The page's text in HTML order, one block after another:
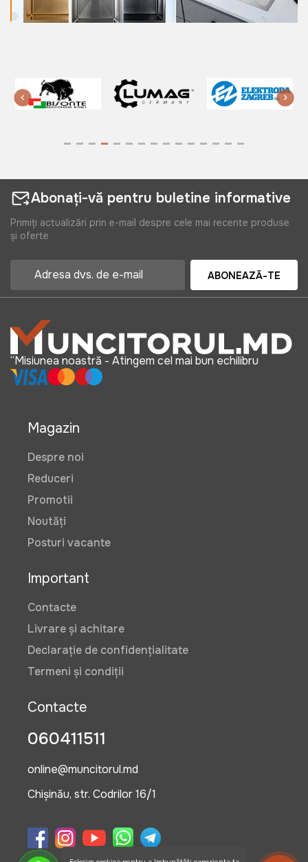
Abonați-vă pentru buletine informative
Primiți actualizări prin e-mail despre cele mai recente produse
și oferte
ABONEAZĂ-TE
“Misiunea noastră - Atingem cel mai bun echilibru
Magazin
Despre noi
Reduceri
Promotii
Noutăți
Posturi vacante
Important
Contacte
Livrare și achitare
Declarație de confidențialitate
Termeni și condiții
Contacte
060411511
online@muncitorul.md
Chișinău, str. Codrilor 16/1